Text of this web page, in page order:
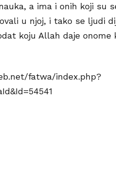
a ima i onih koji su
u njoj, i tako se ljudi
koju Allah daje onome
fatwa/index.php?